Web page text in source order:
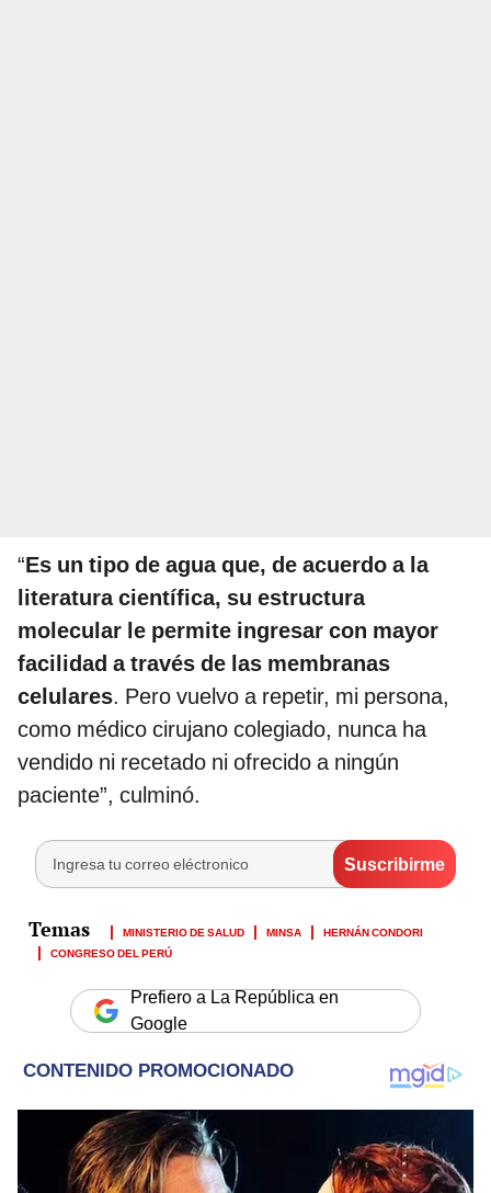
“Es un tipo de agua que, de acuerdo a la
literatura científica, su estructura
molecular le permite ingresar con mayor
facilidad a través de las membranas
celulares. Pero vuelvo a repetir, mi persona,
como médico cirujano colegiado, nunca ha
vendido ni recetado ni ofrecido a ningún
paciente”, culminó.
MINISTERIO DE SALUD MINSA
HERNÁN CONDORI
CONGRESO DEL PERÚ
Prefiero a La República en
Google